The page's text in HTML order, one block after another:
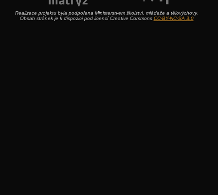
Realizace projektu byla podpořena Ministerstvem školství, mládeže a tělovýchovy.
Obsah stránek je k dispozici pod licencí Creative Commons CC-BY-NC-SA 3.0